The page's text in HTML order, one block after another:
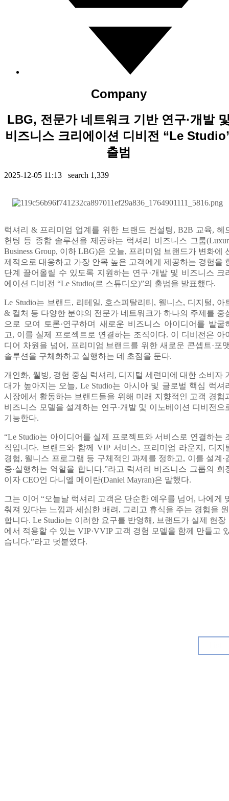
Company
LBG, 전문가 네트워크 기반 연구·개발
비즈니스 크리에이션 디비전 “Le
출범
2025-12-05 11:13 search 1,339
Contents
럭셔리 & 프리미엄 업계를 위한 브랜드 컨설팅, B2B 교육,헤
헌팅 등 종합 솔루션을 제공하는 럭셔리 비즈니스 그룹
Business Group, 이하 LBG)은 오늘, 프리미엄 브랜드가 변화에
제적으로 대응하고 가장 안목 높은 고객에게 제공하는 경험을
단계 끌어올릴 수 있도록 지원하는 연구·개발 및 비즈니스 크
에이션 디비전 “Le Studio(르 스튜디오)”의 출범을 발표했다.
Le Studio는 브랜드, 리테일, 호스피탈리티 , 웰니스, 디지털, 아
& 컬처 등 다양한 분야의 전문가 네트워크가 하나의 주제를 중
으로 모여 토론·연구하며 새로운 비즈니스 아이디어를 발굴
고, 이를 실제 프로젝트로 연결하는 조직이다. 이 디비전은 아
디어 차원을 넘어 , 프리미엄 브랜드를 위한 새로운 콘셉트 ·포
솔루션을 구체화하고 실행하는 데 초점을 둔다.
개인화, 웰빙, 경험 중심 럭셔리 , 디지털 세련미에 대한 소비자
대가 높아지는 오늘, Le Studio는 아시아 및 글로벌 핵심 럭셔
시장에서 활동하는 브랜드들을 위해 미래 지향적인 고객 경험
비즈니스 모델을 설계하는 연구·개발 및 이노베이션 디비전으
기능한다.
“Le Studio는 아이디어를 실제 프로젝트와 서비스로 연결하는
직입니다. 브랜드와 함께 VIP 서비스, 프리미엄 라운지 , 디지
경험, 웰니스 프로그램 등 구체적인 과제를 정하고, 이를 설계 ·
증·실행하는 역할을 합니다.”라고 럭셔리 비즈니스 그룹의 회
이자 CEO인 다니엘 메이란(Daniel Mayran)은 말했다.
그는 이어 “오늘날 럭셔리 고객은 단순한 예우를 넘어 , 나에게
춰져 있다는 느낌과 세심한 배려 , 그리고 휴식을 주는 경험을 원
합니다. Le Studio는 이러한 요구를 반영해 , 브랜드가 실제 현장
에서 적용할 수 있는 VIP·VVIP 고객 경험 모델을 함께 만들고
습니다.”라고 덧붙였다.